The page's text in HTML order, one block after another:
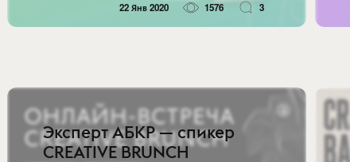
22 Янв 2020 1576 3
Эксперт АБКР — спикер
CREATIVE BRUNCH